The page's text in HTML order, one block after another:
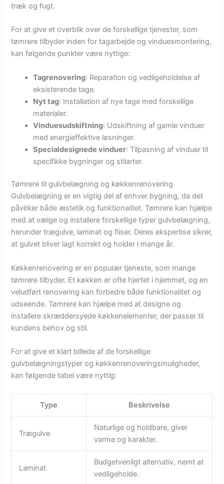
træk og fugt.
For at give et overblik over de forskellige tjenester, som
tømrere tilbyder inden for tagarbejde og vinduesmontering,
kan følgende punkter være nyttige:
Tagrenovering: Reparation og vedligeholdelse af
eksisterende tage.
Nyt tag: Installation af nye tage med forskellige
materialer.
Vinduesudskiftning: Udskiftning af gamle vinduer
med energieffektive løsninger.
Specialdesignede vinduer: Tilpasning af vinduer til
specifikke bygninger og stilarter.
Tømrere til gulvbelægning og køkkenrenovering
Gulvbelægning er en vigtig del af enhver bygning, da det
påvirker både æstetik og funktionalitet. Tømrere kan hjælpe
med at vælge og installere forskellige typer gulvbelægning,
herunder trægulve, laminat og fliser. Deres ekspertise sikrer,
at gulvet bliver lagt korrekt og holder i mange år.
Køkkenrenovering er en populær tjeneste, som mange
tømrere tilbyder. Et køkken er ofte hjertet i hjemmet, og en
veludført renovering kan forbedre både funktionalitet og
udseende. Tømrere kan hjælpe med at designe og
installere skræddersyede køkkenelementer, der passer til
kundens behov og stil.
For at give et klart billede af de forskellige
gulvbelægningstyper og køkkenrenoveringsmuligheder,
kan følgende tabel være nyttig:
Type Beskrivelse
Trægulve
Naturlige og holdbare, giver
varme og karakter.
Laminat
Budgetvenligt alternativ, nemt at
vedligeholde.